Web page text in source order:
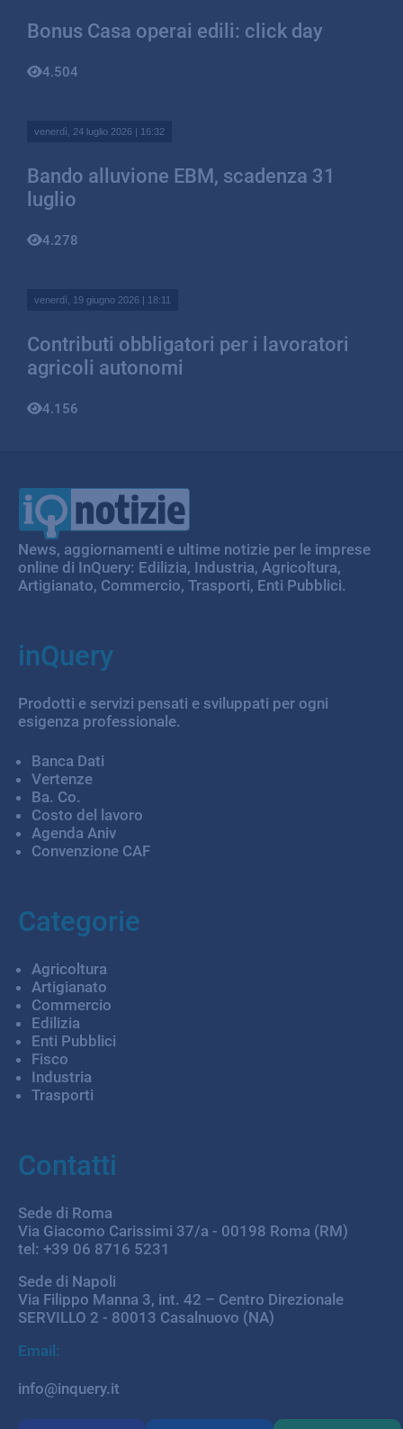
Bonus Casa operai edili: click day
4.504
venerdì, 24 luglio 2026 | 16:32
Bando alluvione EBM, scadenza 31
luglio
4.278
venerdì, 19 giugno 2026 | 18:11
Contributi obbligatori per i lavoratori
agricoli autonomi
4.156
IQ Notizie
News, aggiornamenti e ultime notizie per le imprese
online di InQuery: Edilizia, Industria, Agricoltura,
Artigianato, Commercio, Trasporti, Enti Pubblici.
inQuery
Prodotti e servizi pensati e sviluppati per ogni
esigenza professionale.
Banca Dati
Vertenze
Ba. Co.
Costo del lavoro
Agenda Aniv
Convenzione CAF
Categorie
Agricoltura
Artigianato
Commercio
Edilizia
Enti Pubblici
Fisco
Industria
Trasporti
Contatti
Sede di Roma
Via Giacomo Carissimi 37/a - 00198 Roma (RM)
tel: +39 06 8716 5231
Sede di Napoli
Via Filippo Manna 3, int. 42 – Centro Direzionale
SERVILLO 2 - 80013 Casalnuovo (NA)
Email:
info@inquery.it